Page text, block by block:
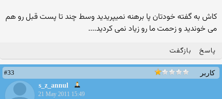
کاش به گفته خودتان پا برهنه نمیپریدید وسط چند تا پست قبل رو هم
می خوندید و زحمت ما رو زیاد نمی کردید....
پاسخ بازگفت
کاربر
#33
s_z_annul
21 May 2011 15:49